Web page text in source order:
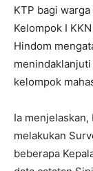
KTP bagi
Kelompok I
Hindom
kelompok
Ia
melakukan
beberapa